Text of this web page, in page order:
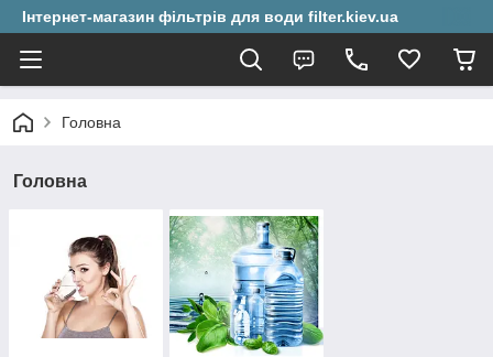
Інтернет-магазин фільтрів для води filter.kiev.ua
Головна
Головна